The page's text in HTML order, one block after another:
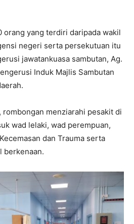
orang yang terdiri daripada wakil
negeri serta persekutuan itu
jawatankuasa sambutan, Ag.
Induk Majlis Sambutan
menziarahi pesakit di
wad lelaki, wad perempuan,
dan Trauma serta
berkenaan.